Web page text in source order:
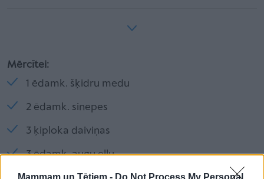
Mammam un Tētiem - Do Not Process My Personal
Mērcītei:
1 ēdamk. šķidru medu
2 ēdamk. sinepes
3 ķiploka daiviņas
3 ēdamk. augu eļļu